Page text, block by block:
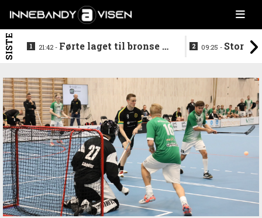
SISTE 21:42 - Førte laget til bronse -
09:25 -